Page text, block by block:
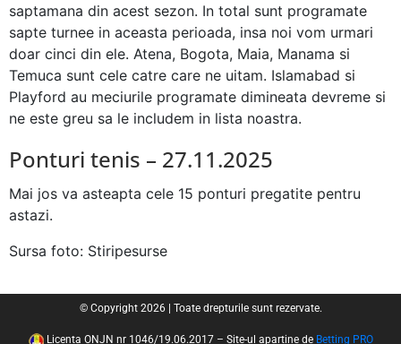
saptamana din acest sezon. In total sunt programate
sapte turnee in aceasta perioada, insa noi vom urmari
doar cinci din ele. Atena, Bogota, Maia, Manama si
Temuca sunt cele catre care ne uitam. Islamabad si
Playford au meciurile programate dimineata devreme si
ne este greu sa le includem in lista noastra.
Ponturi tenis – 27.11.2025
Mai jos va asteapta cele 15 ponturi pregatite pentru
astazi.
Sursa foto: Stiripesurse
© Copyright 2026 | Toate drepturile sunt rezervate.
Licenta ONJN nr 1046/19.06.2017 – Site-ul apartine de Betting PRO